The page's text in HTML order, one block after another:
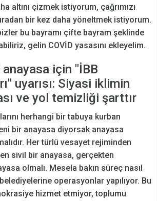
altını çizmek istiyorum, çağrımızı
bir kez daha yöneltmek istiyorum.
bu bayramı çifte bayram şeklinde
gelin COVİD yasasını ekleyelim.
için "İBB
uyarısı: Siyasi iklimin
ve yol temizliği şarttır
herhangi bir tabuya kurban
bir anayasa diyorsak anayasa
Her türlü vesayet rejiminden
sivil bir anayasa, gerçekten
olmalı. Mesela bakın süreç nasıl
operasyonlar yapılıyor. Bu
hizmet etmiyor, toplumu